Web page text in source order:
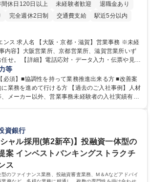
間休日120日以上 未経験者歓迎
退職金あり
完全週休2日制 交通費支給
駅近5分以内
業事務 ※未経
せ。 【詳細】電話応対・データ入力・伝票や見積
来客対応・営業所内で発生する事務業務や業務改
ことが可能です。業務システムがきちんと構築さ
に仕事に慣れることができる環境です。また、
・滋賀】営業事務 ※未経験可
等
必須】■協調性を持って業務推進出来る方 ■改善案
業務を進めて行ける方 【過去のご入社事例】人材
メーカー以外、営業事務未経験者の入社実績有
況に合わせ、能動的なサポート、改善の動きも期
ペシャリストとして、チームに貢献し、結果的に
になることができます。平均19:30の退勤以降の業
ており、メリハリのある働き方となります。 学
大学 高専 短大 語学力： 資格：
資銀行
シャル採用(第2新卒)】投融資一体型の
案 インベストバンキングストラクチ
ス
のファイナンス業務、投融資審査業務、M＆Aなどアドバイ